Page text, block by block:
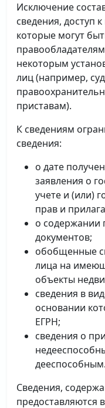
Исключение
сведения, доступ
которые могут
некоторым
лиц (например,
приставам).
К сведениям
сведения:
о дате
заявления о
учете и (или)
прав и
о содержании
документов;
обобщенные
лица на
объекты
сведения в
основании
ЕГРН;
сведения о
дееспособным.
Сведения,
предоставляются